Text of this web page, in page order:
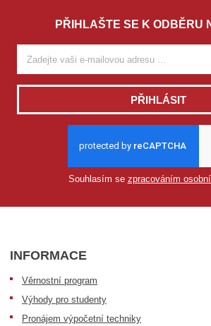
PŘIHLAŠTE SE K ODBĚRU
PŘIHLÁSIT
Souhlasím se zpracováním
INFORMACE
Věrnostní program
Výhody pro studenty
Pronájem výpočetní techniky